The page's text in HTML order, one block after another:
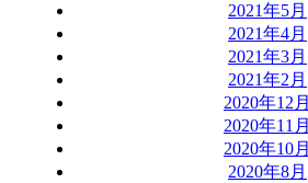
2021年5月
2021年4月
2021年3月
2021年2月
2020年12月
2020年11月
2020年10月
2020年8月